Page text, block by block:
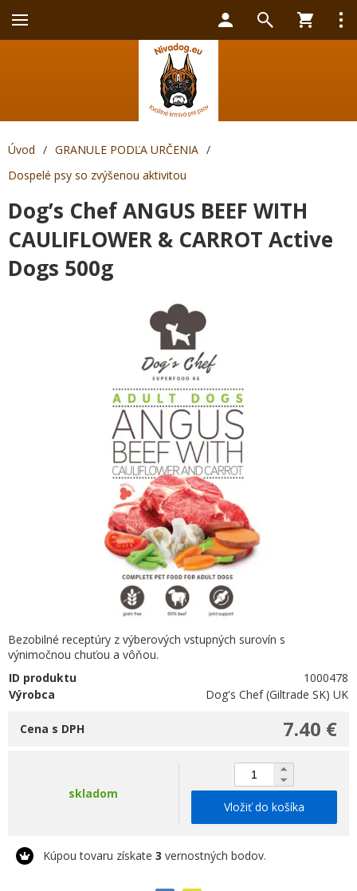
Úvod / GRANULE PODĽA URČENIA /
Dospelé psy so zvýšenou aktivitou
Dog’s Chef ANGUS BEEF WITH
CAULIFLOWER & CARROT Active
Dogs 500g
Bezobilné receptúry z výberových vstupných surovín s
výnimočnou chuťou a vôňou.
ID produktu
1000478
Výrobca
Dog's Chef (Giltrade SK) UK
7.40 €
Cena s DPH
skladom
Vložiť do košíka
Kúpou tovaru získate 3 vernostných bodov.